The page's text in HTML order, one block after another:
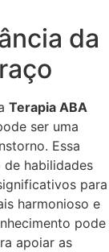
da
Terapia ABA
ser uma
Essa
habilidades
para
harmonioso e
pode
apoiar as